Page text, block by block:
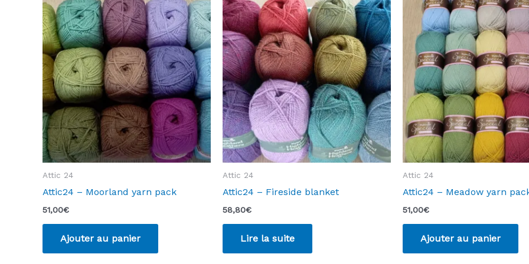
Attic 24
Attic24 – Moorland yarn pack
51,00€
Ajouter au panier
Attic 24
Attic24 – Fireside blanket
58,80€
Lire la suite
Attic 24
Attic24 – Meadow yarn
51,00€
Ajouter au panier